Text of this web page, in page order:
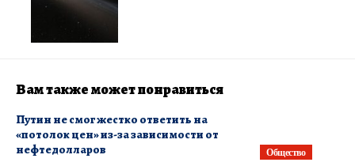
Вам также может понравиться
Общество
Путин не смог жестко ответить на
«потолок цен» из-за зависимости от
нефтедолларов